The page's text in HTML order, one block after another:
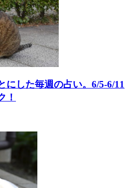
にした毎週の占い。6/5-6/11
！